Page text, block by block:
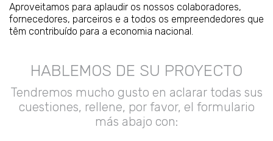
Aproveitamos para aplaudir os nossos colaboradores,
fornecedores, parceiros e a todos os empreendedores que
têm contribuído para a economia nacional.
HABLEMOS DE SU PROYECTO
Tendremos mucho gusto en aclarar todas sus
cuestiones, rellene, por favor, el formulario
más abajo con: